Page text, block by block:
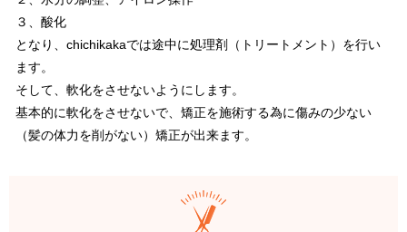
３、酸化
となり、chichikakaでは途中に処理剤（トリートメント）を行い
ます。
そして、軟化をさせないようにします。
基本的に軟化をさせないで、矯正を施術する為に傷みの少ない
（髪の体力を削がない）矯正が出来ます。